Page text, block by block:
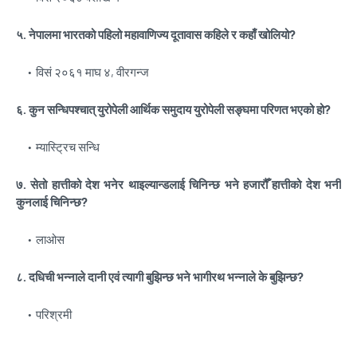
५. नेपालमा भारतको पहिलो महावाणिज्य दूतावास कहिले र कहाँ खोलियो?
विसं २०६१ माघ ४, वीरगन्ज
६. कुन सन्धिपश्चात् युरोपेली आर्थिक समुदाय युरोपेली सङ्घमा परिणत भएको हो?
म्यास्ट्रिच सन्धि
७. सेतो हात्तीको देश भनेर थाइल्यान्डलाई चिनिन्छ भने हजारौँ हात्तीको देश भनी
कुनलाई चिनिन्छ?
लाओस
८. दधिची भन्नाले दानी एवं त्यागी बुझिन्छ भने भागीरथ भन्नाले के बुझिन्छ?
परिश्रमी